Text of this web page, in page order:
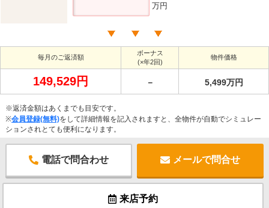
万円
毎月のご返済額
ボーナス
(×年2回)
物件価格
149,529円 － 5,499万円
※返済金額はあくまでも目安です。
※会員登録(無料)をして詳細情報を記入されますと、全物件が自動でシミュレー
ションされとても便利になります。
電話で問合わせ メールで問合せ
来店予約